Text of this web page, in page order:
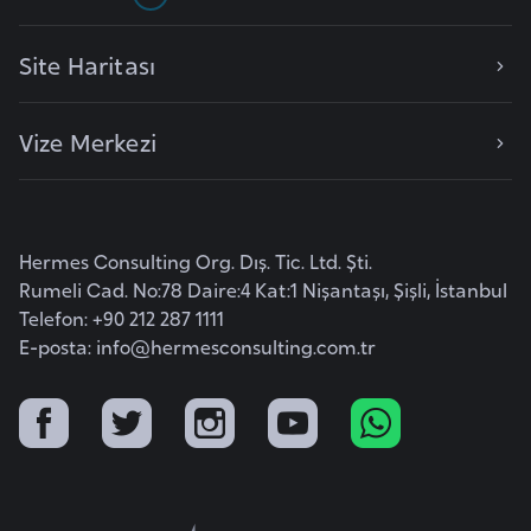
Site Haritası
Vize Merkezi
Hermes Consulting Org. Dış. Tic. Ltd. Şti.
Rumeli Cad. No:78 Daire:4 Kat:1 Nişantaşı, Şişli, İstanbul
Telefon: +90 212 287 1111
E-posta: info@hermesconsulting.com.tr
u
n
D
a
n
i
m